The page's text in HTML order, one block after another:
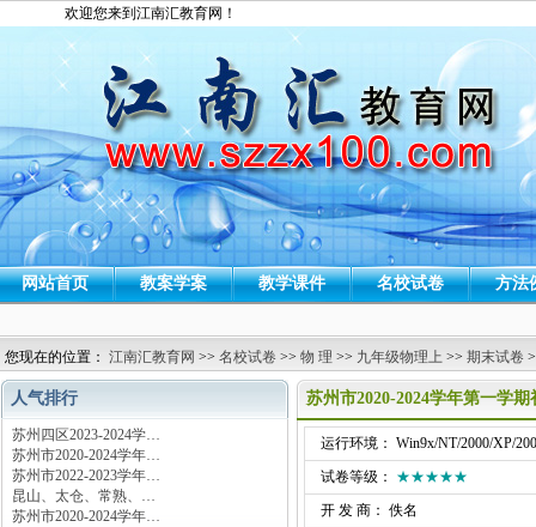
欢迎您来到江南汇教育网！
网站首页 教案学案 教学课件 名校试卷 方法
您现在的位置： 江南汇教育网 >> 名校试卷 >> 物 理 >> 九年级物理上 >> 期末试卷
人气排行
苏州四区2023-2024学…
苏州市2020-2024学年…
苏州市2022-2023学年…
昆山、太仓、常熟、…
苏州市2020-2024学年…
苏州市2020-2024学年第一学
运行环境： Win9x/NT/2000/XP/
试卷等级： ★★★★★
开 发 商： 佚名